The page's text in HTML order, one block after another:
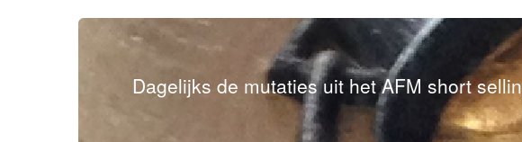
Dagelijks de mutaties uit het AFM short